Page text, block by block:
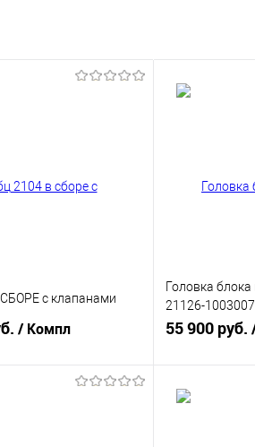
с клапанами
/ Компл
Головка
21126-
ВАЗ
55 900 руб.